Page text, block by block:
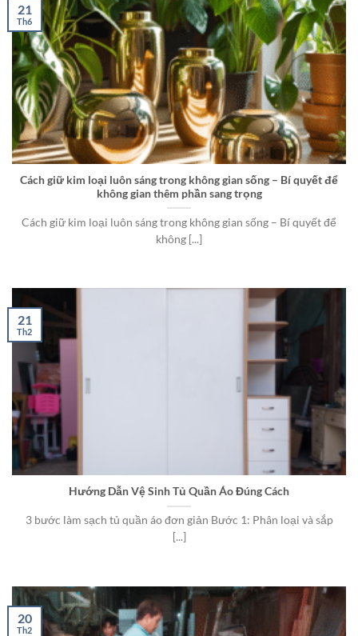
Cách giữ kim loại luôn sáng trong không gian sống – Bí quyết để
không gian thêm phần sang trọng
Cách giữ kim loại luôn sáng trong không gian sống – Bí quyết để
không [...]
21
Th6
Hướng Dẫn Vệ Sinh Tủ Quần Áo Đúng Cách
3 bước làm sạch tủ quần áo đơn giản Bước 1: Phân loại và sắp
[...]
21
Th2
20
Th2